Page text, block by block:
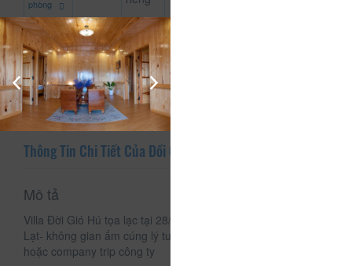
phòng
Bàn
Két
sắt an
toàn
Thông Tin Chi Tiết Của Đồi Gió Hú Villa
Mô tả
Villa Đời Gió Hú tọa lạc tại 28/27 Ngô Thì Sỹ, Phường 4 Đà
Lạt- không gian ấm cúng lý tưởng cho nhóm bạn, gia đình
hoặc company trip công ty